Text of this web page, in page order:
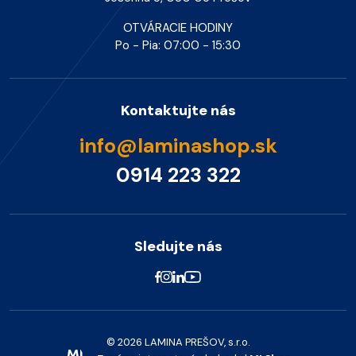
OTVÁRACIE HODINY
Po - Pia: 07:00 - 15:30
Kontaktujte nás
info@laminashop.sk
0914 223 322
Sledujte nás
© 2026 LAMINA PREŠOV, s.r.o.